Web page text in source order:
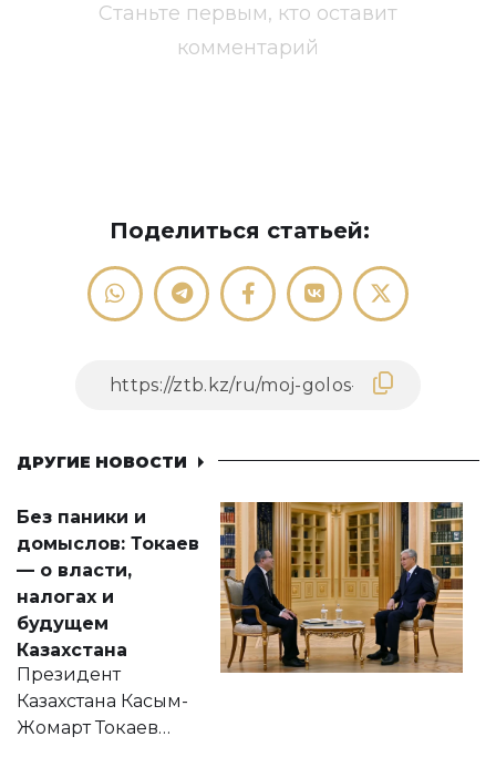
Станьте первым, кто оставит
комментарий
Поделиться статьей:
ДРУГИЕ НОВОСТИ
Без паники и
домыслов: Токаев
— о власти,
налогах и
будущем
Казахстана
Президент
Казахстана Касым-
Жомарт Токаев